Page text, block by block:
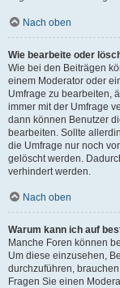
Nach oben
Wie bearbeite oder
Wie bei den Beiträgen
einem Moderator oder
Umfrage zu bearbeiten,
immer mit der Umfrage
dann können Benutzer
bearbeiten. Sollte
die Umfrage nur noch
gelöscht werden.
verhindert werden.
Nach oben
Warum kann ich auf
Manche Foren können
Um diese einzusehen,
durchzuführen,
Fragen Sie einen